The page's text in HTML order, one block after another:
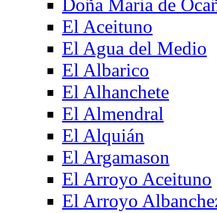
Doña Maria de
El Aceituno
El Agua del Medio
El Albarico
El Alhanchete
El Almendral
El Alquián
El Argamason
El Arroyo Aceituno
El Arroyo